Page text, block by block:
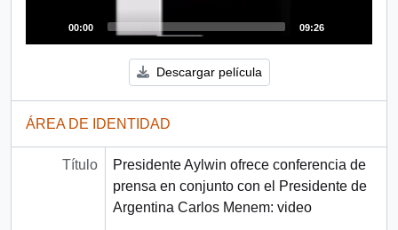
00:00 09:26
Descargar película
ÁREA DE IDENTIDAD
Título
Presidente Aylwin ofrece conferencia de
prensa en conjunto con el Presidente de
Argentina Carlos Menem: video